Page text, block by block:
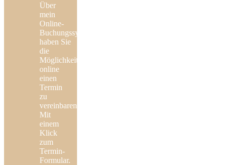
Über
mein
Online-
Buchungssystem
haben Sie
die
Möglichkeit
online
einen
Termin
zu
vereinbaren!
Mit
einem
Klick
zum
Termin-
Formular.